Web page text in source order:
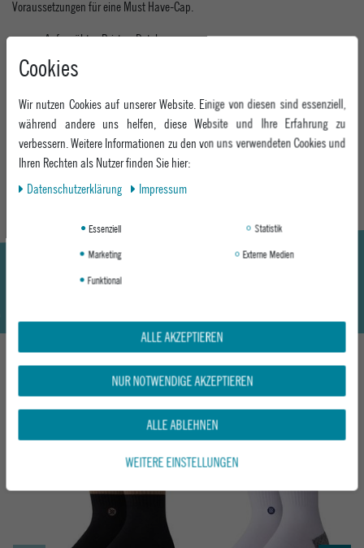
Voraussetzungen für eine Must Have-Cap.
Aufgenähtes Brixton-Patch
Leicht gebogener Schirm
Kunststoff-Verschluss
Strukturiertes 5-Panel
100% Acrylwolle
MEHR INFORMATIONEN ZUM EU VERANTWORTLICHEN »
DAS KÖNNTE DIR AUCH GEFALLEN
Cookies
Wir nutzen Cookies auf unserer Website. Einige von diesen sind essenziell,
während andere uns helfen, diese Website und Ihre Erfahrung zu
verbessern. Weitere Informationen zu den von uns verwendeten Cookies und
Ihren Rechten als Nutzer finden Sie hier:
Daten­schutz­erklärung
Impressum
Essenziell
Statistik
Marketing
Externe Medien
Funktional
ALLE AKZEPTIEREN
NUR NOTWENDIGE AKZEPTIEREN
ALLE ABLEHNEN
WEITERE EINSTELLUNGEN